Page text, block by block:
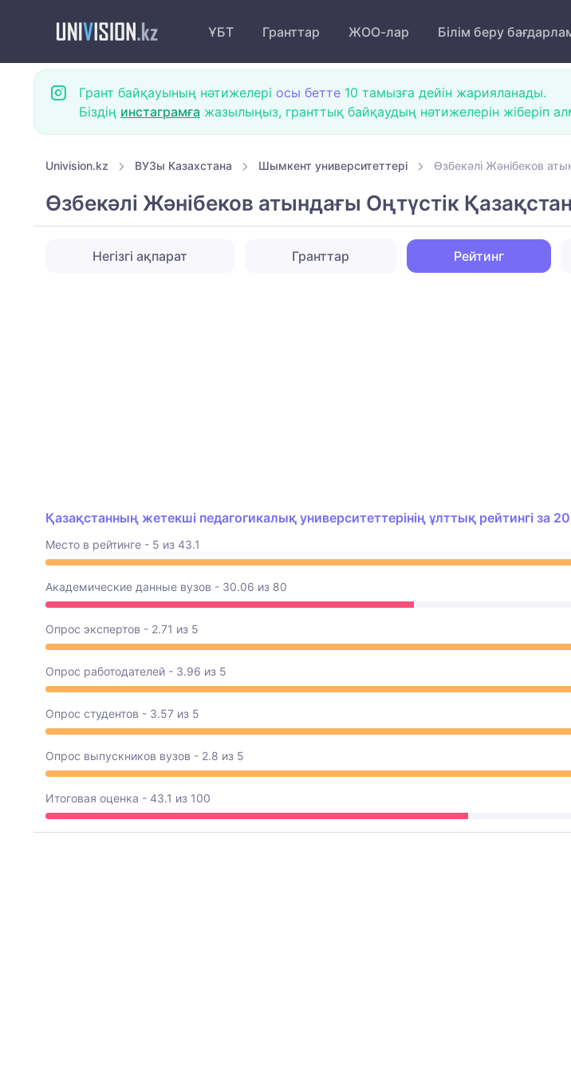
ҰБТ Гранттар ЖОО-лар Білім беру
Грант байқауының нәтижелері осы бетте 10 тамызға дейін жарияланады.
Біздің инстаграмға жазылыңыз, гранттық байқаудың нәтижелерін жіберіп
Univision.kz ВУЗы Казахстана Шымкент университеттері Өзбекәлі Жәнібеков
Өзбекәлі Жәнібеков атындағы Оңтүстік
Негізгі ақпарат Гранттар Рейтинг
Қазақстанның жетекші педагогикалық университеттерінің ұлттық рейтингі за
Место в рейтинге - 5 из 43.1
Академические данные вузов - 30.06 из 80
Опрос экспертов - 2.71 из 5
Опрос работодателей - 3.96 из 5
Опрос студентов - 3.57 из 5
Опрос выпускников вузов - 2.8 из 5
Итоговая оценка - 43.1 из 100